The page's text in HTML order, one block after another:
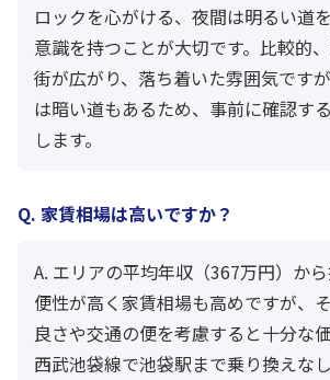
ロックを心がける、夜間は明るい道
意識を持つことが大切です。比較的
街が広がり、落ち着いた雰囲気です
は暗い道もあるため、事前に確認す
します。
Q. 家賃相場は高いですか？
A. エリアの平均年収（367万円）か
便性が高く家賃相場も高めですが、
良さや交通の便を考慮すると十分な
西武池袋線で池袋駅まで乗り換えな